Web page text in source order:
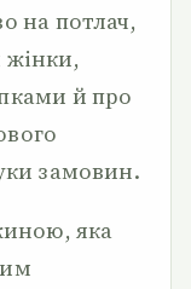
на потлач,
жінки,
й про
замовин.
яка